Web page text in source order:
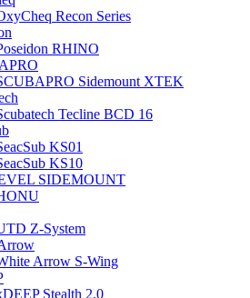
Recon Series
RHINO
Sidemount XTEK
Tecline BCD 16
KS01
KS10
SIDEMOUNT
Z-System
Arrow S-Wing
Stealth 2.0